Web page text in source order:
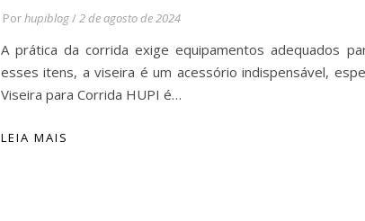
Porhupiblog/2 de agosto de 2024
A prática da corrida exige equipamentos adequados
esses itens, a viseira é um acessório indispensável,
Viseira para Corrida HUPI é…
LEIA MAIS